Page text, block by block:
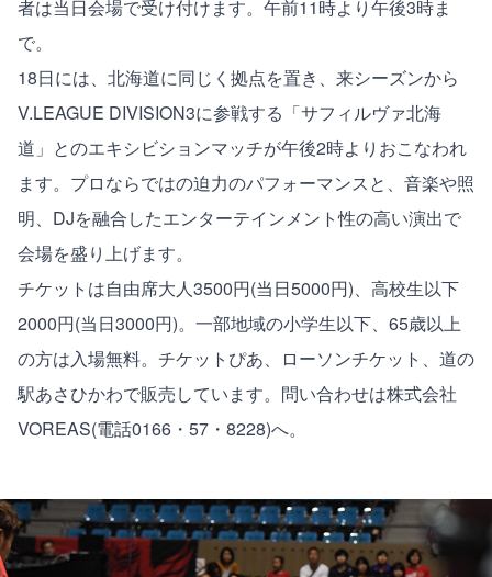
者は当日会場で受け付けます。午前11時より午後3時ま
で。
18日には、北海道に同じく拠点を置き、来シーズンから
V.LEAGUE DIVISION3に参戦する「サフィルヴァ北海
道」とのエキシビションマッチが午後2時よりおこなわれ
ます。プロならではの迫力のパフォーマンスと、音楽や照
明、DJを融合したエンターテインメント性の高い演出で
会場を盛り上げます。
チケットは自由席大人3500円(当日5000円)、高校生以下
2000円(当日3000円)。一部地域の小学生以下、65歳以上
の方は入場無料。チケットぴあ、ローソンチケット、道の
駅あさひかわで販売しています。問い合わせは株式会社
VOREAS(電話0166・57・8228)へ。